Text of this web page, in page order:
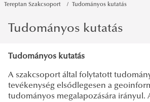
Tereptan Szakcsoport Tudományos kutatás
Tudományos kutatás
Tudományos kutatás
A szakcsoport által folytatott
tevékenység elsődlegesen a
tudományos megalapozására irányul.